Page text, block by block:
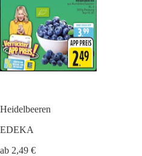
Heidelbeeren
EDEKA
ab 2,49 €